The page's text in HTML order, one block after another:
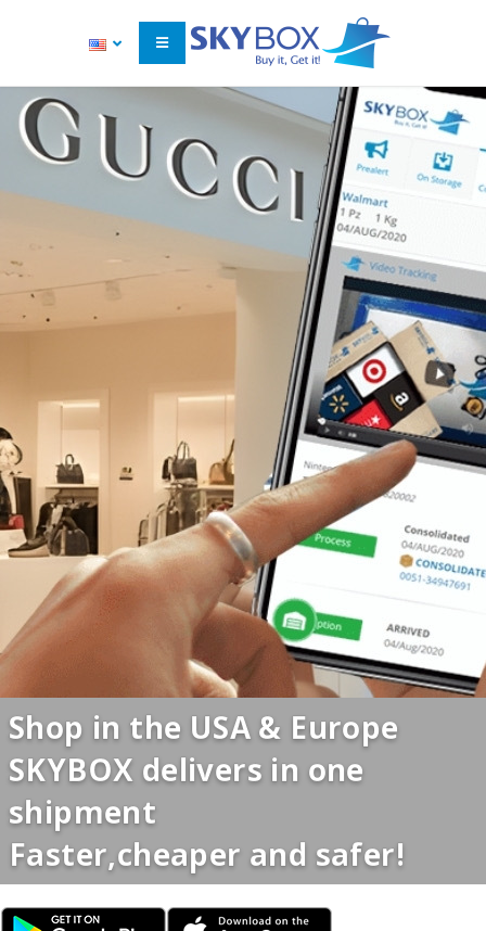
Shop in the USA & Europe
SKYBOX delivers in one
shipment
Faster,cheaper and safer!